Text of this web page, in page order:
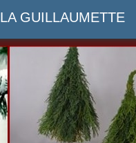
LA GUILLAUMETTE